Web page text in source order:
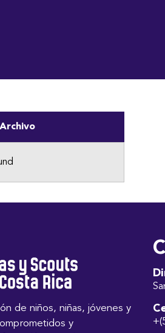
de niños, niñas, jóvenes y
y